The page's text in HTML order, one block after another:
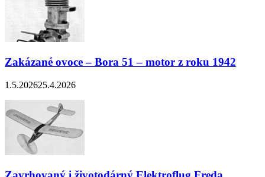
Zakázané ovoce – Bora 51 – motor z roku 1942
1.5.202625.4.2026